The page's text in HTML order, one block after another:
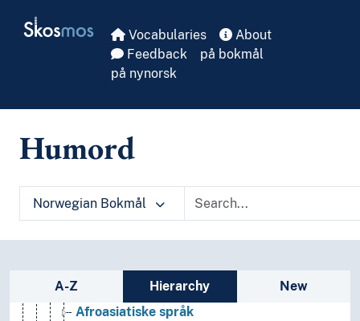
Skosmos Vocabularies
About
Feedback
på bokmål
på nynorsk
Humord
Norwegian Bokmål
Sidebar listing: list and traverse
A-Z Hierarchy New
Fagspråk
Fremmedspråk
Idiolekter
Minoritetsspråk
Morsmål
Pidgin- og kreolspråk
Språkfamilier
Afrikanske språk
Afroasiatiske språk